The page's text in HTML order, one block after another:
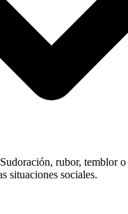
Sudoración, rubor, temblor
situaciones sociales.